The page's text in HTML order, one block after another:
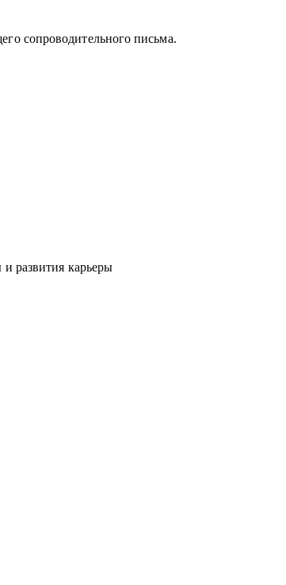
стороны и зоны роста, понять
решение, а также
сопроводительного письма.
развития карьеры